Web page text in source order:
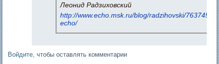
Леонид Радзиховский
http://www.echo.msk.ru/blog/radzihovski/763745-
echo/
Войдите , чтобы оставлять комментарии